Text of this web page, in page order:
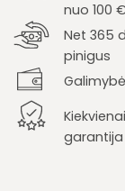
nuo 100 €
Net 365
pinigus
garantija